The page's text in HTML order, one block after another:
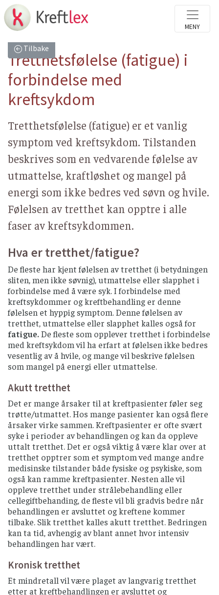
Tilbake
Tretthetsfølelse (fatigue) i
forbindelse med
kreftsykdom
Tretthetsfølelse (fatigue) er et vanlig
symptom ved kreftsykdom. Tilstanden
beskrives som en vedvarende følelse av
utmattelse, kraftløshet og mangel på
energi som ikke bedres ved søvn og hvile.
Følelsen av tretthet kan opptre i alle
faser av kreftsykdommen.
Hva er tretthet/fatigue?
De fleste har kjent følelsen av tretthet (i betydningen
sliten, men ikke søvnig), utmattelse eller slapphet i
forbindelse med å være syk. I forbindelse med
kreftsykdommer og kreftbehandling er denne
følelsen et hyppig symptom. Denne følelsen av
tretthet, utmattelse eller slapphet kalles også for
fatigue.De fleste som opplever tretthet i forbindelse
med kreftsykdom vil ha erfart at følelsen ikke bedres
vesentlig av å hvile, og mange vil beskrive følelsen
som mangel på energi eller utmattelse.
Akutt tretthet
Det er mange årsaker til at kreftpasienter føler seg
trøtte/utmattet. Hos mange pasienter kan også flere
årsaker virke sammen. Kreftpasienter er ofte svært
syke i perioder av behandlingen og kan da oppleve
uttalt tretthet. Det er også viktig å være klar over at
tretthet opptrer som et symptom ved mange andre
medisinske tilstander både fysiske og psykiske, som
også kan ramme kreftpasienter. Nesten alle vil
oppleve tretthet under strålebehandling eller
cellegiftbehanding, de fleste vil bli gradvis bedre når
behandlingen er avsluttet og kreftene kommer
tilbake. Slik tretthet kalles akutt tretthet. Bedringen
kan ta tid, avhengig av blant annet hvor intensiv
behandlingen har vært.
Kronisk tretthet
Et mindretall vil være plaget av langvarig tretthet
etter at kreftbehandlingen er avsluttet og